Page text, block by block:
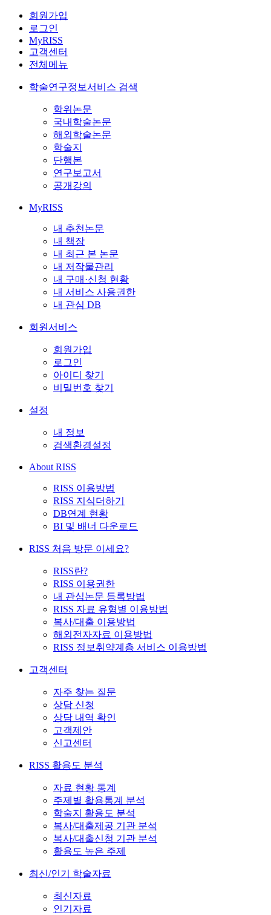
회원가입
로그인
MyRISS
고객센터
전체메뉴
학술연구정보서비스 검색
학위논문
국내학술논문
해외학술논문
학술지
단행본
연구보고서
공개강의
MyRISS
내 추천논문
내 책장
내 최근 본 논문
내 저작물관리
내 구매·신청 현황
내 서비스 사용권한
내 관심 DB
회원서비스
회원가입
로그인
아이디 찾기
비밀번호 찾기
설정
내 정보
검색환경설정
About RISS
RISS 이용방법
RISS 지식더하기
DB연계 현황
BI 및 배너 다운로드
RISS 처음 방문 이세요?
RISS란?
RISS 이용권한
내 관심논문 등록방법
RISS 자료 유형별 이용방법
복사/대출 이용방법
해외전자자료 이용방법
RISS 정보취약계층 서비스 이용방법
고객센터
자주 찾는 질문
상담 신청
상담 내역 확인
고객제안
신고센터
RISS 활용도 분석
자료 현황 통계
주제별 활용통계 분석
학술지 활용도 분석
복사/대출제공 기관 분석
복사/대출신청 기관 분석
활용도 높은 주제
최신/인기 학술자료
최신자료
인기자료